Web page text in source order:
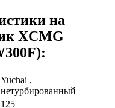
на
XCMG
Yuchai ,
нетурбированный
125